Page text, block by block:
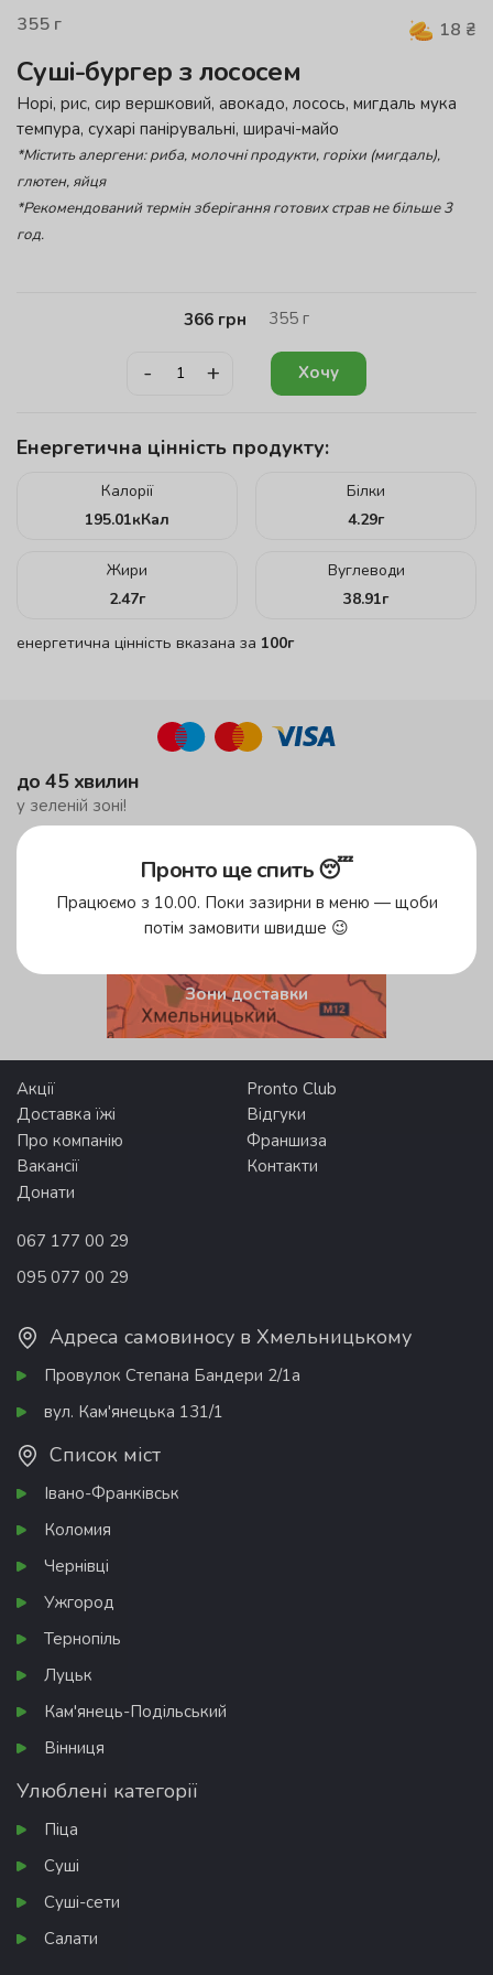
355 г 18 ₴
Суші-бургер з лососем
Норі, рис, сир вершковий, авокадо, лосось, мигдаль мука
темпура, сухарі панірувальні, ширачі-майо
*Містить алергени: риба, молочні продукти, горіхи (мигдаль),
глютен, яйця
*Рекомендований термін зберігання готових страв не більше 3
год.
366 грн 355 г
- + Хочу
Енергетична цінність продукту:
Калорії
195.01кКал
Білки
4.29г
Жири
2.47г
Вуглеводи
38.91г
енергетична цінність вказана за 100г
до 45 хвилин
у зеленій зоні!
до 59 хвилин
безкоштовна доставка
Зони доставки
Акції
Pronto Club
Доставка їжі
Відгуки
Про компанію
Франшиза
Вакансії
Контакти
Донати
067 177 00 29
095 077 00 29
Адреса самовиносу в Хмельницькому
Провулок Степана Бандери 2/1а
вул. Кам'янецька 131/1
Список міст
Івано-Франківськ
Коломия
Чернівці
Ужгород
Тернопіль
Луцьк
Кам'янець-Подільський
Вінниця
Улюблені категорії
Піца
Суші
Суші-сети
Салати
Пронто ще спить 😴
Працюємо з 10.00. Поки зазирни в меню — щоби
потім замовити швидше 😉